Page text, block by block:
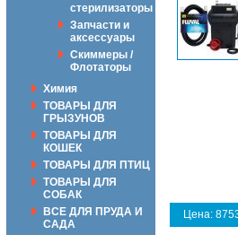
стерилизаторы
Запчасти и
аксессуары
Скиммеры /
Флотаторы
Химия
ТОВАРЫ ДЛЯ
ГРЫЗУНОВ
ТОВАРЫ ДЛЯ
КОШЕК
ТОВАРЫ ДЛЯ ПТИЦ
ТОВАРЫ ДЛЯ
СОБАК
ВСЕ ДЛЯ ПРУДА И
САДА
Цена: